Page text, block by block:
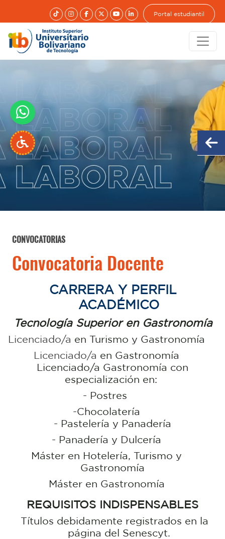
Portal estudiantil
CONVOCATORIAS
Convocatoria Docente
CARRERA Y PERFIL
ACADÉMICO
Tecnología Superior en Gastronomía
Licenciado/a en Turismo y Gastronomía
Licenciado/a en Gastronomía
Licenciado/a Gastronomía con
especialización en:
- Postres
-Chocolatería
- Pastelería y Panadería
- Panadería y Dulcería
Máster en Hotelería, Turismo y
Gastronomía
Máster en Gastronomía
REQUISITOS INDISPENSABLES
Títulos debidamente registrados en la
página del Senescyt.